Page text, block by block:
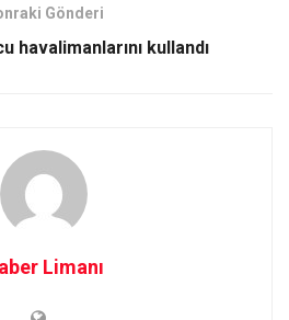
Gönderi
havalimanlarını kullandı
Limanı